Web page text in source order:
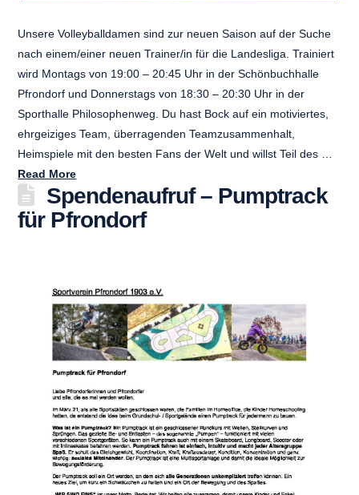
Unsere Volleyballdamen sind zur neuen Saison auf der Suche
nach einem/einer neuen Trainer/in für die Landesliga. Trainiert
wird Montags von 19:00 – 20:45 Uhr in der Schönbuchhalle
Pfrondorf und Donnerstags von 18:30 – 20:30 Uhr in der
Sporthalle Philosophenweg. Du hast Bock auf ein motiviertes,
ehrgeiziges Team, überragenden Teamzusammenhalt,
Heimspiele mit den besten Fans der Welt und willst Teil des …
Read More
Spendenaufruf – Pumptrack
für Pfrondorf